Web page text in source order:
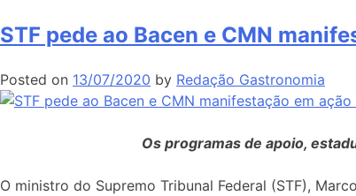
STF pede ao Bacen e CMN
Posted on 13/07/2020 by Redação Gastronomia
Os programas de apoio,
O ministro do Supremo Tribunal Federal (STF),